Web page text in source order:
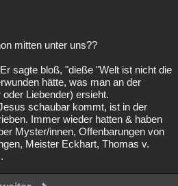
mitten unter uns??
sagte bloß, "dieße "Welt ist nicht die
hätte, was man an der
Liebender) ersieht.
schaubar kommt, ist in der
Immer wieder hatten & haben
Myster/innen, Offenbarungen von
Meister Eckhart, Thomas v.